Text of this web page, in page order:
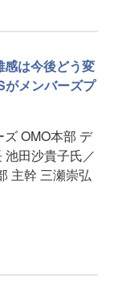
感は今後どう変
がメンバーズプ
OMO本部 デ
池田沙貴子氏／
主幹 三瀬崇弘